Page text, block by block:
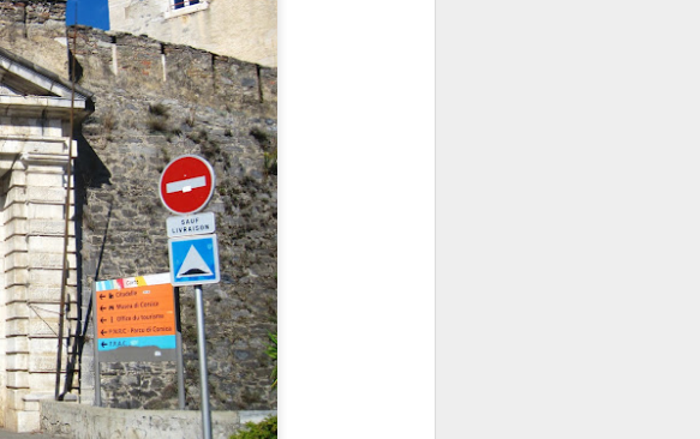
do mundo
da
na cidade
ideal
em
o tempo
de
em
relação ao
atração que
que conta
onde são